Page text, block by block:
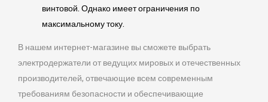
винтовой. Однако имеет ограничения по
максимальному току.
В нашем интернет-магазине вы сможете выбрать
электродержатели от ведущих мировых и отечественных
производителей, отвечающие всем современным
требованиям безопасности и обеспечивающие